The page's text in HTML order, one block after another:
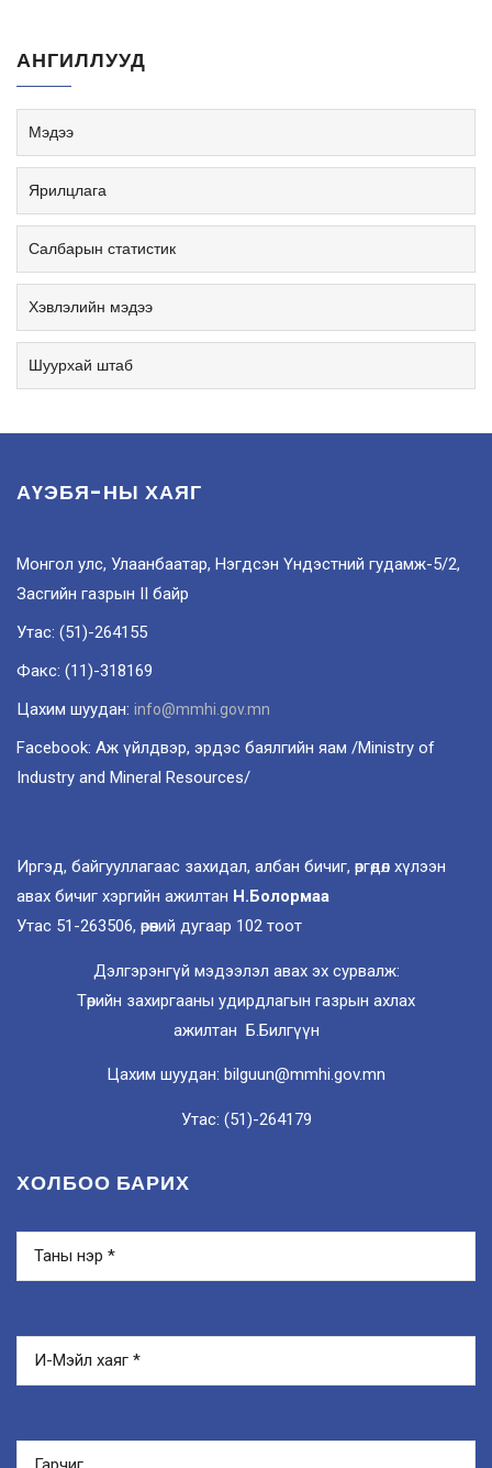
АНГИЛЛУУД
Мэдээ
Ярилцлага
Салбарын статистик
Хэвлэлийн мэдээ
Шуурхай штаб
АҮЭБЯ-НЫ ХАЯГ
Монгол улс, Улаанбаатар, Нэгдсэн Үндэстний гудамж-5/2,
Засгийн газрын II байр
Утас: (51)-264155
Факс: (11)-318169
Цахим шуудан: info@mmhi.gov.mn
Facebook: Аж үйлдвэр, эрдэс баялгийн яам /Ministry of
Industry and Mineral Resources/
Иргэд, байгууллагаас захидал, албан бичиг, өргөдөл хүлээн
авах бичиг хэргийн ажилтан Н.Болормаа
Утас 51-263506, өрөөний дугаар 102 тоот
Дэлгэрэнгүй мэдээлэл авах эх сурвалж:
Төрийн захиргааны удирдлагын газрын ахлах
ажилтан Б.Билгүүн
Цахим шуудан: bilguun@mmhi.gov.mn
Утас: (51)-264179
ХОЛБОО БАРИХ